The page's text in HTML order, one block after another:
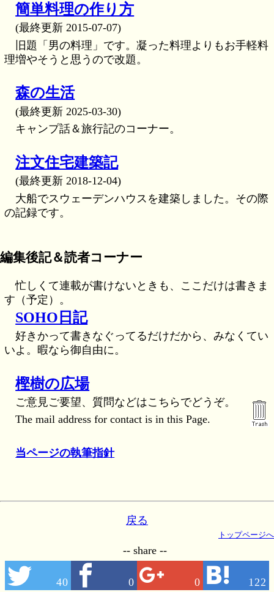
簡単料理の作り方
(最終更新 2015-07-07)
旧題「男の料理」です。凝った料理よりもお手軽料
理増やそうと思うので改題。
森の生活
(最終更新 2025-03-30)
キャンプ話＆旅行記のコーナー。
注文住宅建築記
(最終更新 2018-12-04)
大船でスウェーデンハウスを建築しました。その際
の記録です。
編集後記＆読者コーナー
忙しくて連載が書けないときも、ここだけは書きま
す（予定）。
SOHO日記
好きかって書きなぐってるだけだから、みなくてい
いよ。暇なら御自由に。
樫樹の広場
ご意見ご要望、質問などはこちらでどうぞ。
The mail address for contact is in this Page.
当ページの執筆指針
戻る
トップページへ
-- share --
40 0 0 122